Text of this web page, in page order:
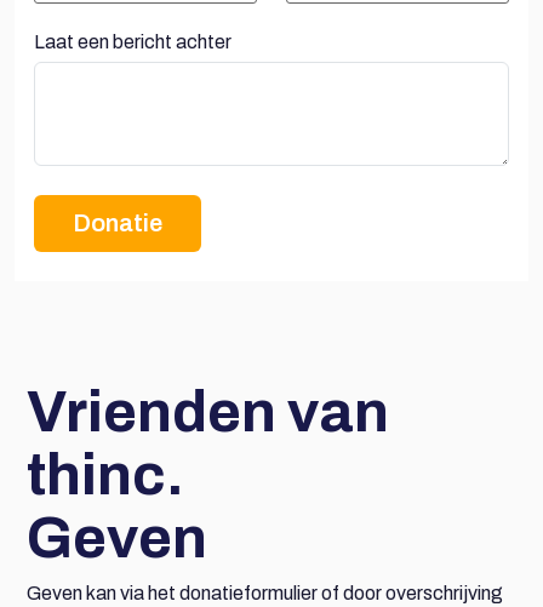
Vrienden van
thinc.
Geven
Geven kan via het donatieformulier of door overschrijving
Laat een bericht achter
Donatie